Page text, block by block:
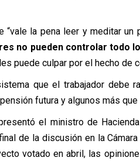
la pena leer y meditar un
no pueden controlar todo
puede culpar por el hecho de
que el trabajador debe
futura y algunos más que
el ministro de
de la discusión en la
votado en abril, las